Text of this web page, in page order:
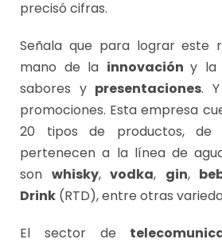
precisó cifras.
Señala que para lograr este
mano de la innovacióny la
sabores y presentaciones.
promociones. Esta empresa
20 tipos de productos, de
pertenecen a la línea de
son whisky,vodka, gin,
Drink (RTD), entre otras
El sector de